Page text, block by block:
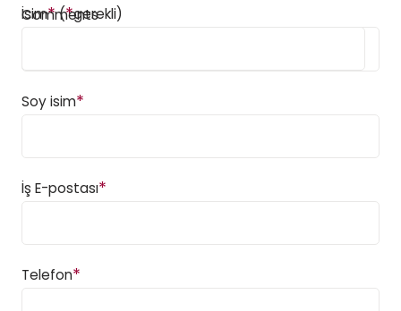
Comments
İsim*(*gerekli)
Soy isim*
İş E-postası*
Telefon*